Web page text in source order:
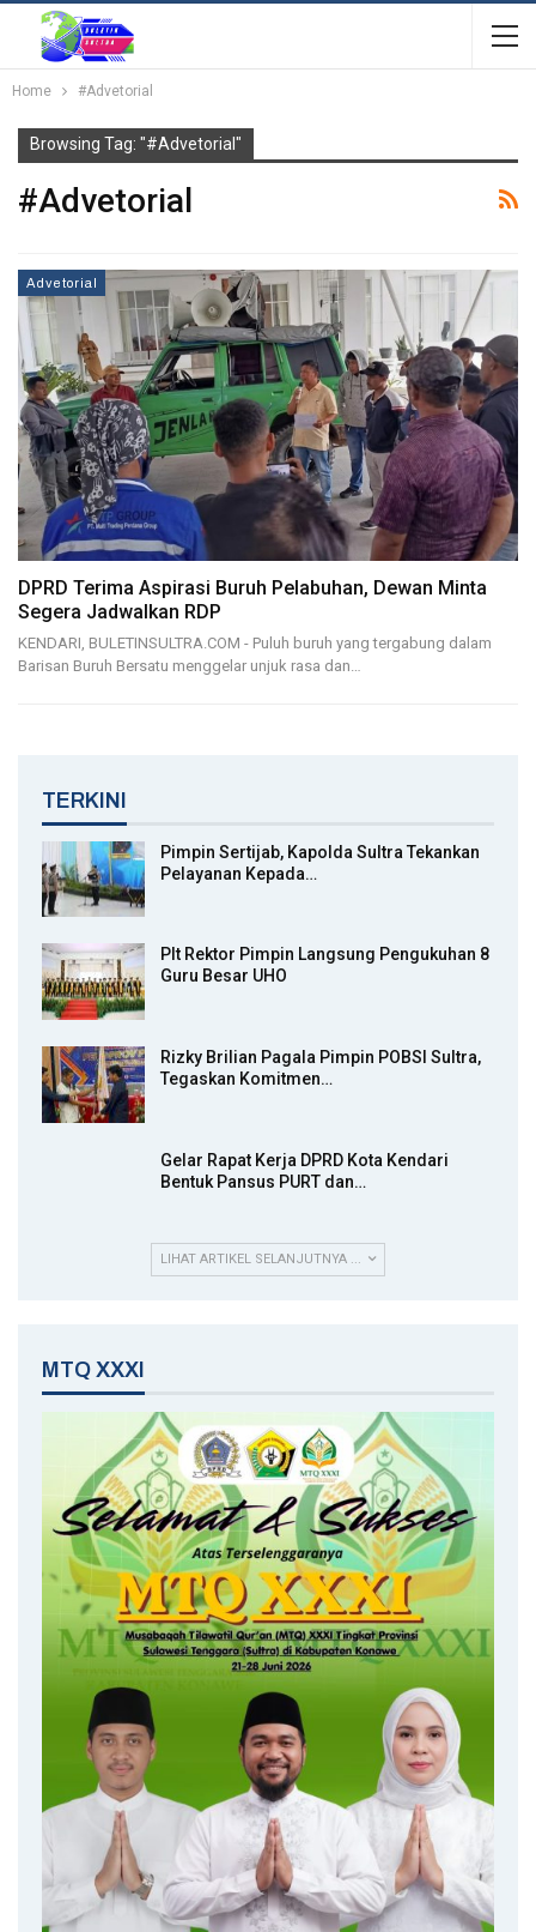
Home #Advetorial
Browsing Tag: "#Advetorial"
#Advetorial
Advetorial
DPRD Terima Aspirasi Buruh Pelabuhan, Dewan Minta
Segera Jadwalkan RDP
KENDARI, BULETINSULTRA.COM - Puluh buruh yang tergabung dalam
Barisan Buruh Bersatu menggelar unjuk rasa dan…
TERKINI
Pimpin Sertijab, Kapolda Sultra Tekankan
Pelayanan Kepada…
Plt Rektor Pimpin Langsung Pengukuhan 8
Guru Besar UHO
Rizky Brilian Pagala Pimpin POBSI Sultra,
Tegaskan Komitmen…
Gelar Rapat Kerja DPRD Kota Kendari
Bentuk Pansus PURT dan…
LIHAT ARTIKEL SELANJUTNYA ...
MTQ XXXI